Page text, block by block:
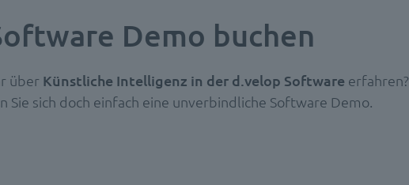
Demo buchen
über Künstliche Intelligenz in der d.velop Software erfahren?
Sie sich doch einfach eine unverbindliche Software Demo.